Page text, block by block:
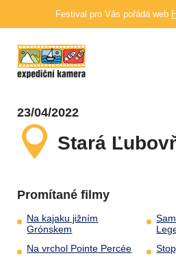
Festival pro Vás pořádá web
23/04/2022
Stará
Promítané filmy
Na kajaku jižním
Grónskem
Na vrchol Pointe Percée